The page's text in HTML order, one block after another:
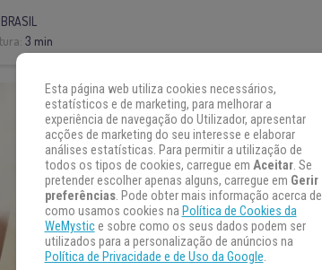
3 min
Esta página web utiliza cookies necessários,
estatísticos e de marketing, para melhorar a
experiência de navegação do Utilizador, apresentar
acções de marketing do seu interesse e elaborar
análises estatísticas. Para permitir a utilização de
todos os tipos de cookies, carregue em Aceitar. Se
pretender escolher apenas alguns, carregue em Gerir
preferências. Pode obter mais informação acerca de
como usamos cookies na Política de Cookies da
WeMystice sobre como os seus dados podem ser
utilizados para a personalização de anúncios na
Política de Privacidade e de Uso da Google.